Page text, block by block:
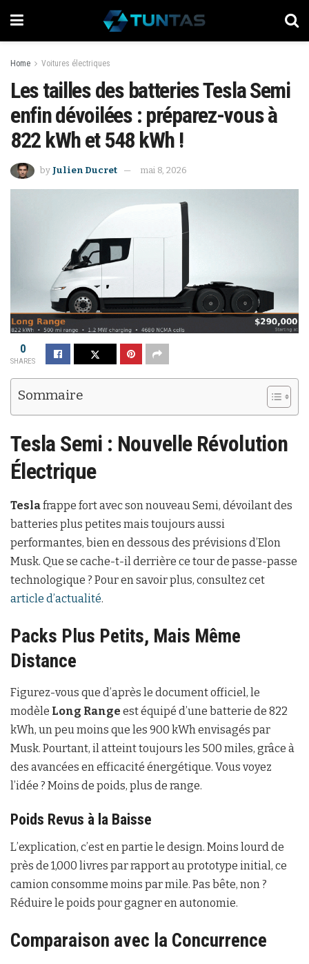
Home Voitures électriques
Les tailles des batteries Tesla Semi
enfin dévoilées : préparez-vous à
822 kWh et 548 kWh !
by Julien Ducret mai 8, 2026
0
SHARES
Sommaire
Tesla Semi : Nouvelle Révolution
Électrique
Teslafrappe fort avec son nouveau Semi, dévoilant des
batteries plus petites mais toujours aussi
performantes, bien en dessous des prévisions d’Elon
Musk. Que se cache-t-il derrière ce tour de passe-passe
technologique ? Pour en savoir plus, consultez cet
article d’actualité.
Packs Plus Petits, Mais Même
Distance
Figurez-vous que d’après le document officiel, le
modèle Long Range est équipé d’une batterie de 822
kWh, un peu moins que les 900 kWh envisagés par
Musk. Pourtant, il atteint toujours les 500 miles, grâce à
des avancées en efficacité énergétique. Vous voyez
l’idée ? Moins de poids, plus de range.
Poids Revus à la Baisse
L’explication, c’est en partie le design. Moins lourd de
près de 1,000 livres par rapport au prototype initial, ce
camion consomme moins par mile. Pas bête, non ?
Réduire le poids pour gagner en autonomie.
Comparaison avec la Concurrence